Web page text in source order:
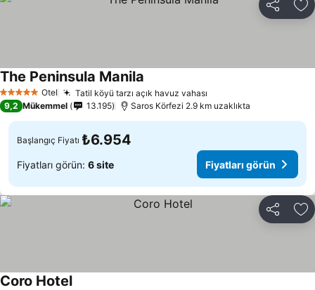
Paylaş
5 Yıldız Otel Tatil köyü tarzı açık havuz vahası
The Peninsula Manila
9,2 Mükemmel 13.195 Saros Körfezi 2.9 km uzaklıkta
Başlangıç Fiyatı ₺6.954
Fiyatları görün: 6 site Fiyatları görün
Paylaş
Coro Hotel